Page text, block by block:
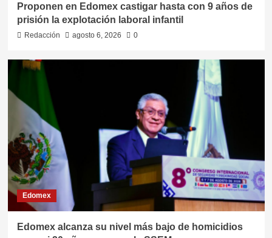
Proponen en Edomex castigar hasta con 9 años de
prisión la explotación laboral infantil
Redacción agosto 6, 2026 0
Edomex
Edomex alcanza su nivel más bajo de homicidios